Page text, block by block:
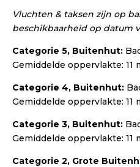
Vluchten & taksen zijn op
beschikbaarheid op datum
Categorie 5, Buitenhut:
Gemiddelde oppervlakte: 11
Categorie 4, Buitenhut:
Gemiddelde oppervlakte: 11
Categorie 3, Buitenhut:
Gemiddelde oppervlakte: 11
Categorie 2, Grote